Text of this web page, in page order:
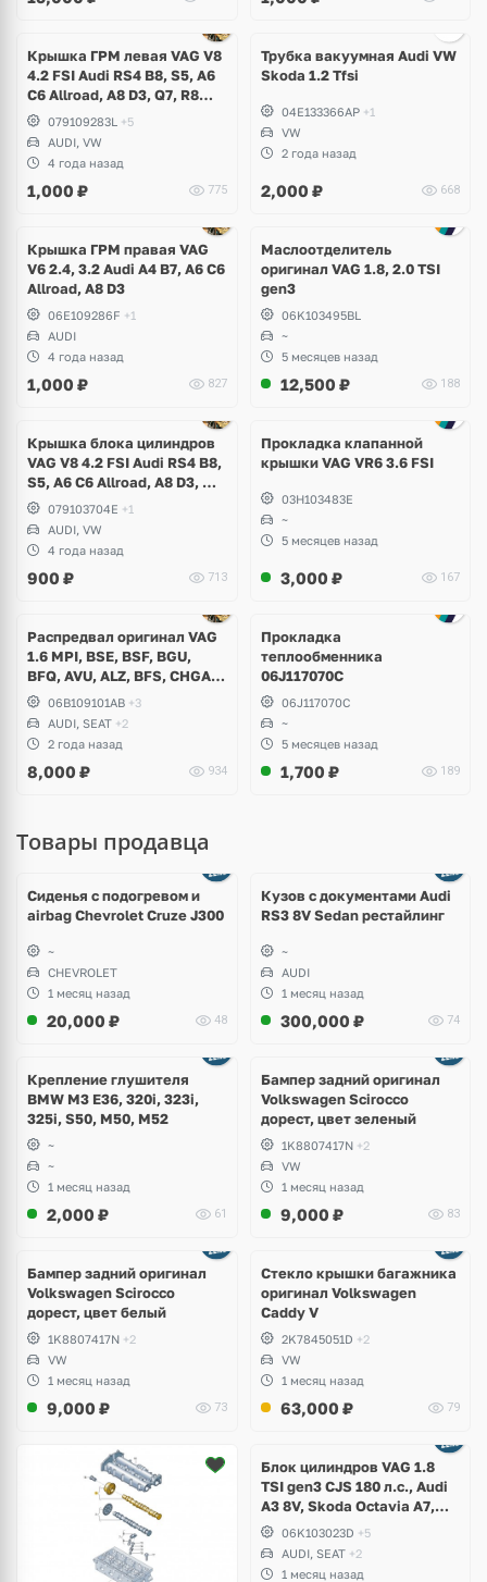
Крышка ГРМ левая VAG V8
4.2 FSI Audi RS4 B8, S5, A6
C6 Allroad, A8 D3, Q7, R8
Spyder, Volkswagen
Touareg NF
079109283L
+5
AUDI, VW
4 года назад
1,000 ₽ 775
Трубка вакуумная Audi VW
Skoda 1.2 Tfsi
04E133366AP +1
VW
2 года назад
2,000 ₽ 668
Крышка ГРМ правая VAG
V6 2.4, 3.2 Audi A4 B7, A6 C6
Allroad, A8 D3
06E109286F +1
AUDI
4 года назад
1,000 ₽ 827
Маслоотделитель
оригинал VAG 1.8, 2.0 TSI
gen3
06K103495BL
~
5 месяцев назад
12,500 ₽ 188
Крышка блока цилиндров
VAG V8 4.2 FSI Audi RS4 B8,
S5, A6 C6 Allroad, A8 D3, Q7,
Volkswagen Touareg
079103704E +1
AUDI, VW
4 года назад
900 ₽ 713
Прокладка клапанной
крышки VAG VR6 3.6 FSI
03H103483E
~
5 месяцев назад
3,000 ₽ 167
Распредвал оригинал VAG
1.6 MPI, BSE, BSF, BGU,
BFQ, AVU, ALZ, BFS, CHGA,
CMXA, Audi A3, A4 B5, B6,
B7, Volkswagen Golf 4, 5, 6,
Passat, Jetta, Caddy,
Touran, Skoda Octavia A5,
Seat Leon
06B109101AB +3
AUDI, SEAT +2
2 года назад
8,000 ₽ 934
Прокладка
теплообменника
06J117070C
06J117070C
~
5 месяцев назад
1,700 ₽ 189
Товары продавца
Сиденья с подогревом и
airbag Chevrolet Cruze J300
~
CHEVROLET
1 месяц назад
20,000 ₽ 48
Кузов с документами Audi
RS3 8V Sedan рестайлинг
~
AUDI
1 месяц назад
300,000 ₽ 74
Крепление глушителя
BMW M3 E36, 320i, 323i,
325i, S50, M50, M52
~
~
1 месяц назад
2,000 ₽ 61
Бампер задний оригинал
Volkswagen Scirocco
дорест, цвет зеленый
1K8807417N +2
VW
1 месяц назад
9,000 ₽ 83
Бампер задний оригинал
Volkswagen Scirocco
дорест, цвет белый
1K8807417N +2
VW
1 месяц назад
9,000 ₽ 73
Стекло крышки багажника
оригинал Volkswagen
Caddy V
2K7845051D +2
VW
1 месяц назад
63,000 ₽ 79
2 фото
Блок цилиндров VAG 1.8
TSI gen3 CJS 180 л.с., Audi
A3 8V, Skoda Octavia A7,
Superb, Volkswagen Passat
B8, Golf VII Alltrack, Seat
Leon
06K103023D +5
AUDI, SEAT +2
1 месяц назад